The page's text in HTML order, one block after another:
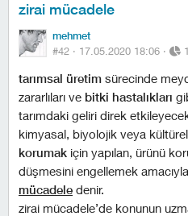
zirai mücadele
mehmet
#42 · 17.05.2020 18:06 · 1
tarımsal üretim sürecinde
zararlıları ve bitki hastalıkları
tarımdaki geliri direk
kimyasal, biyolojik veya kültürel
korumak için yapılan, ürünü
düşmesini engellemek
mücadele denir.
zirai mücadele’de konunun